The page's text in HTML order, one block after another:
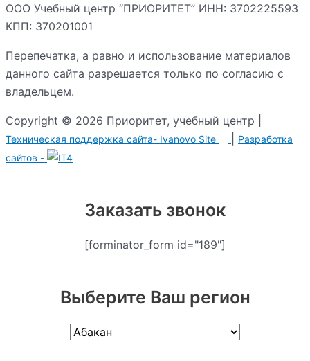
ООО Учебный центр “ПРИОРИТЕТ” ИНН: 3702225593
КПП: 370201001
Перепечатка, а равно и использование материалов
данного сайта разрешается только по согласию с
владельцем.
Copyright © 2026 Приоритет, учебный центр |
Техническая поддержка сайта- Ivanovo Site |
Разработка сайтов -
Заказать звонок
[forminator_form id="189"]
Выберите Ваш регион